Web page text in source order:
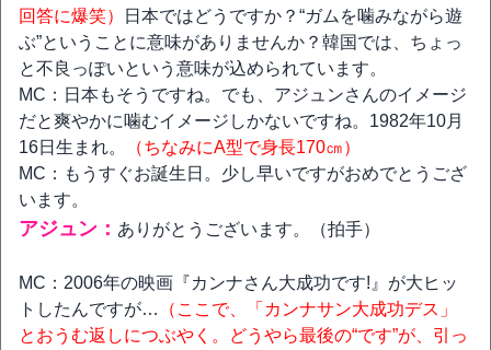
回答に爆笑）
日本ではどうですか？“ガムを噛みながら遊
ぶ”ということに意味がありませんか？韓国では、ちょっ
と不良っぽいという意味が込められています。
MC：日本もそうですね。でも、アジュンさんのイメージ
だと爽やかに噛むイメージしかないですね。1982年10月
16日生まれ。
（ちなみにA型で身長170㎝）
MC：もうすぐお誕生日。少し早いですがおめでとうござ
います。
アジュン： ありがとうございます。（拍手）
MC：2006年の映画『カンナさん大成功です!』が大ヒッ
トしたんですが…
（ここで、「カンナサン大成功デス」
とおうむ返しにつぶやく。どうやら最後の“です”が、引っ